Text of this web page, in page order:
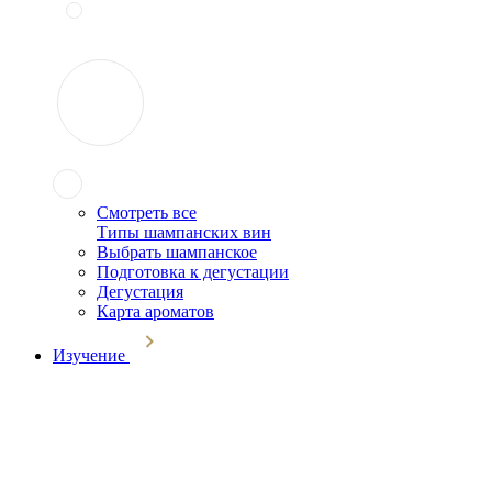
Смотреть все
Типы шампанских вин
Выбрать шампанское
Подготовка к дегустации
Дегустация
Карта ароматов
Изучение